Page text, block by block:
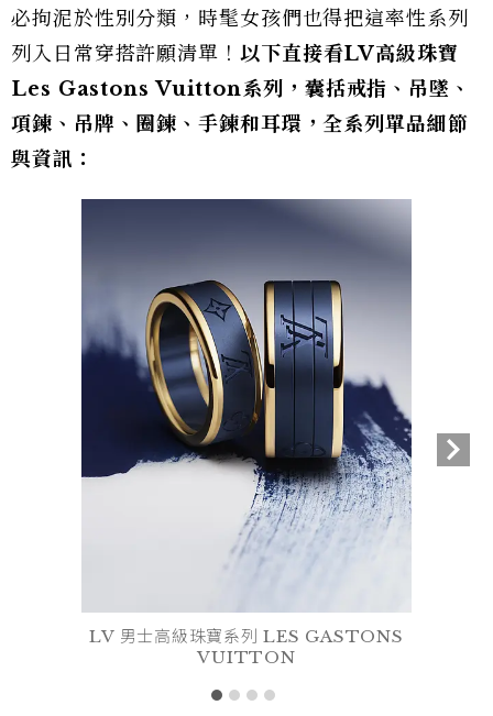
必拘泥於性別分類，時髦女孩們也得把這率性系列
列入日常穿搭許願清單！ 以下直接看LV高級珠寶
Les Gastons Vuitton系列，囊括戒指、吊墜、
項鍊、吊牌、圈鍊、手鍊和耳環，全系列單品細節
與資訊：
LV 男士高級珠寶系列 LES GASTONS
VUITTON